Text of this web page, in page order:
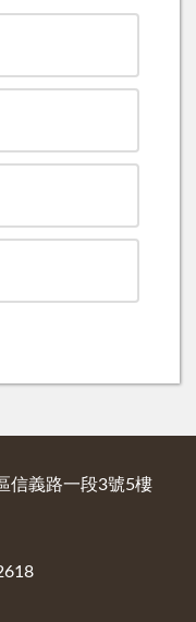
信義路一段3號5樓